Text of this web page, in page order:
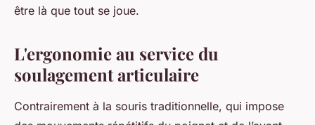
être là que tout se joue.
L'ergonomie au service du
soulagement articulaire
Contrairement à la souris traditionnelle, qui impose